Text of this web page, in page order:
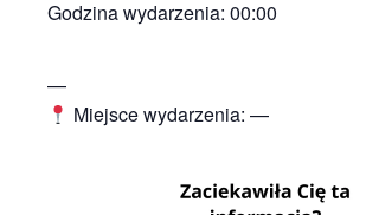
Godzina wydarzenia: 00:00
—
Miejsce wydarzenia: —